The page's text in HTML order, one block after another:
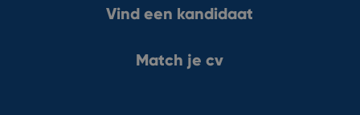
Vind een kandidaat
Match je cv